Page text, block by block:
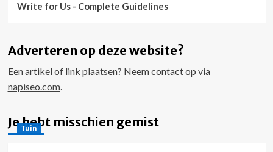
Write for Us - Complete Guidelines
Adverteren op deze website?
Een artikel of link plaatsen? Neem contact op via
napiseo.com.
Je hebt misschien gemist
Tuin